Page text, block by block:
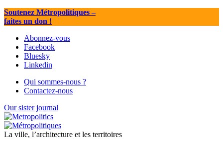
Soutenez Métropolitiques–
faites un don !
Abonnez-vous
Facebook
Bluesky
Linkedin
Qui sommes-nous ?
Contactez-nous
Our sister journal
La ville, l’architecture et les territoires